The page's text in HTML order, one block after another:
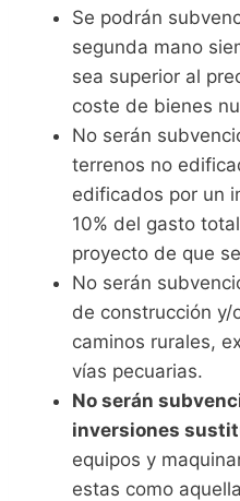
Se podrán
segunda mano
sea superior al
coste de bienes
No serán
terrenos no
edificados por un
10% del gasto
proyecto de que
No serán
de construcción y/
caminos rurales,
vías pecuarias.
No serán
inversiones
equipos y
estas como